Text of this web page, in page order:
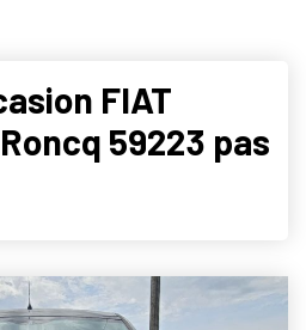
FIAT
Roncq 59223 pas